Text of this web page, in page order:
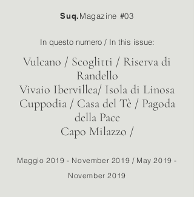
Suq.Magazine #03
In questo numero / In this issue:
Vulcano / Scoglitti / Riserva di
Randello
Vivaio Ibervillea/ Isola di Linosa
Cuppodia / Casa del Tè / Pagoda
della Pace
Capo Milazzo /
Maggio 2019 - November 2019 / May 2019 -
November 2019